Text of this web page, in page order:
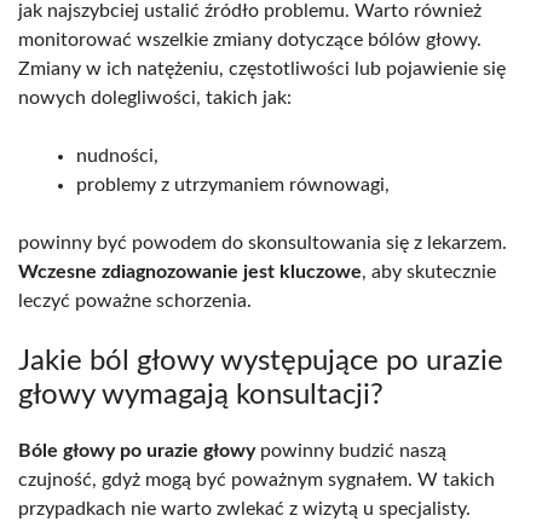
jak najszybciej ustalić źródło problemu. Warto również
monitorować wszelkie zmiany dotyczące bólów głowy.
Zmiany w ich natężeniu, częstotliwości lub pojawienie się
nowych dolegliwości, takich jak:
nudności,
problemy z utrzymaniem równowagi,
powinny być powodem do skonsultowania się z lekarzem.
Wczesne zdiagnozowanie jest kluczowe, aby skutecznie
leczyć poważne schorzenia.
Jakie ból głowy występujące po urazie
głowy wymagają konsultacji?
Bóle głowy po urazie głowypowinny budzić naszą
czujność, gdyż mogą być poważnym sygnałem. W takich
przypadkach nie warto zwlekać z wizytą u specjalisty.